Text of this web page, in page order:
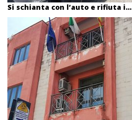
Si schianta con l’auto e rifiuta i...